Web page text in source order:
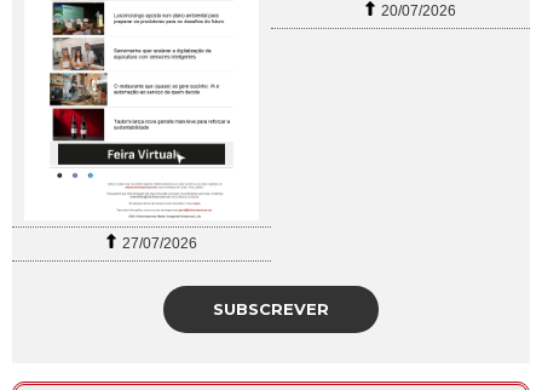
27/07/2026
20/07/2026
SUBSCREVER